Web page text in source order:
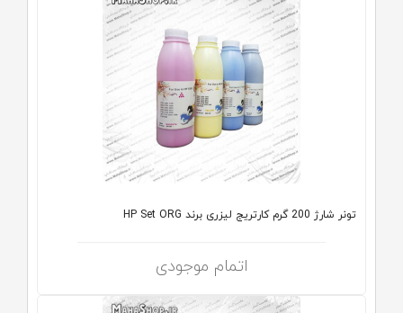
تونر شارژ 200 گرم کارتریج لیزری برند HP Set ORG
اتمام موجودی